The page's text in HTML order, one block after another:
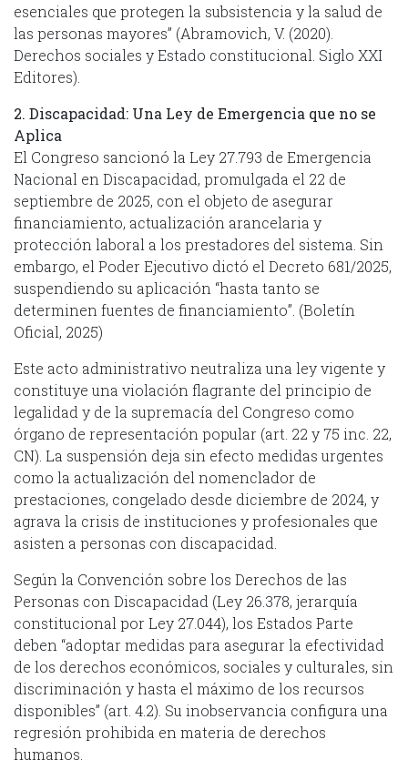
esenciales que protegen la subsistencia y la salud de
las personas mayores” (Abramovich, V. (2020).
Derechos sociales y Estado constitucional. Siglo XXI
Editores).
2. Discapacidad: Una Ley de Emergencia que no se
Aplica
El Congreso sancionó la Ley 27.793 de Emergencia
Nacional en Discapacidad, promulgada el 22 de
septiembre de 2025, con el objeto de asegurar
financiamiento, actualización arancelaria y
protección laboral a los prestadores del sistema. Sin
embargo, el Poder Ejecutivo dictó el Decreto 681/2025,
suspendiendo su aplicación “hasta tanto se
determinen fuentes de financiamiento”. (Boletín
Oficial, 2025)
Este acto administrativo neutraliza una ley vigente y
constituye una violación flagrante del principio de
legalidad y de la supremacía del Congreso como
órgano de representación popular (art. 22 y 75 inc. 22,
CN). La suspensión deja sin efecto medidas urgentes
como la actualización del nomenclador de
prestaciones, congelado desde diciembre de 2024, y
agrava la crisis de instituciones y profesionales que
asisten a personas con discapacidad.
Según la Convención sobre los Derechos de las
Personas con Discapacidad (Ley 26.378, jerarquía
constitucional por Ley 27.044), los Estados Parte
deben “adoptar medidas para asegurar la efectividad
de los derechos económicos, sociales y culturales, sin
discriminación y hasta el máximo de los recursos
disponibles” (art. 4.2). Su inobservancia configura una
regresión prohibida en materia de derechos
humanos.